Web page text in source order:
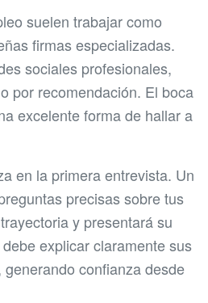
suelen trabajar como
firmas especializadas.
sociales profesionales,
por recomendación. El boca
excelente forma de hallar a
en la primera entrevista. Un
precisas sobre tus
y presentará su
explicar claramente sus
confianza desde